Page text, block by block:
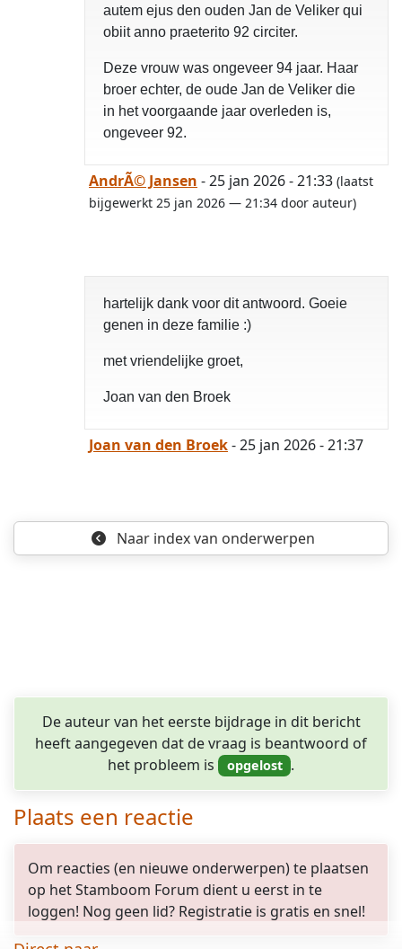
autem ejus den ouden Jan de Veliker qui
obiit anno praeterito 92 circiter.
Deze vrouw was ongeveer 94 jaar. Haar
broer echter, de oude Jan de Veliker die
in het voorgaande jaar overleden is,
ongeveer 92.
AndrÃ© Jansen - 25 jan 2026 - 21:33 (laatst
bijgewerkt 25 jan 2026 — 21:34 door auteur)
hartelijk dank voor dit antwoord. Goeie
genen in deze familie :)
met vriendelijke groet,
Joan van den Broek
Joan van den Broek- 25 jan 2026 - 21:37
Naar indexvan onderwerpen
De auteur van het eerste bijdrage in dit bericht
heeft aangegeven dat de vraag is beantwoord of
het probleem is
.
Plaats een reactie
Om reacties (en nieuwe onderwerpen) te plaatsen
op het Stamboom Forum dient u eerst in te
loggen! Nog geen lid? Registratie is gratis en snel!